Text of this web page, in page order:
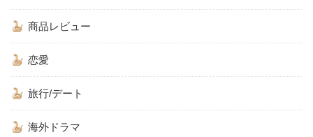
商品レビュー
恋愛
旅行/デート
海外ドラマ